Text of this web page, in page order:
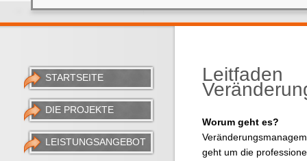
STARTSEITE
DIE PROJEKTE
LEISTUNGSANGEBOT
Leitfaden
Worum geht es?
geht um die